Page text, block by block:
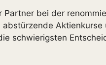
Partner bei der
Aktienkurse
schwierigsten